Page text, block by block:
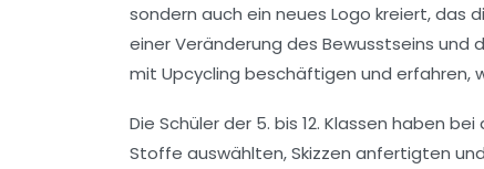
sondern auch ein neues Logo kreiert, das
einerVeränderung des Bewusstseins und
mit Upcycling beschäftigen und erfahren,
Die Schüler der 5. bis 12. Klassen haben bei
Stoffe auswählten, Skizzen anfertigten